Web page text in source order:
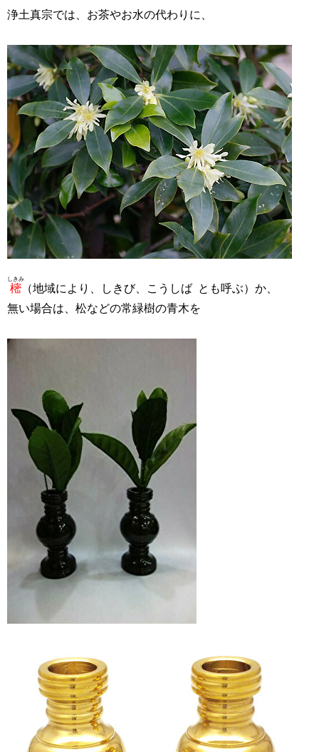
浄土真宗では、お茶やお水の代わりに、
樒
しきみ
（地域により、しきび、こうしば とも呼ぶ）か、
無い場合は、松などの常緑樹の青木を